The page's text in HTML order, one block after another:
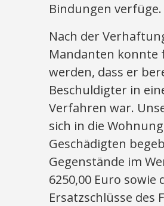
Bindungen verfüge.
Nach der
Mandanten konnte
werden, dass er
Beschuldigter in
Verfahren war.
sich in die
Geschädigten
Gegenstände im
6250,00 Euro sowie
Ersatzschlüsse des